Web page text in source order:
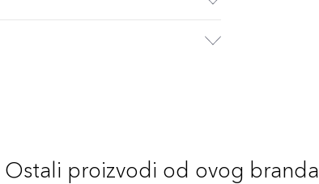
Ostali proizvodi od ovog branda